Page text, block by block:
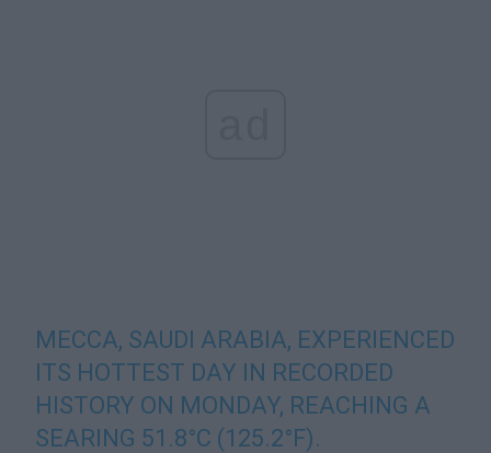
MECCA, SAUDI ARABIA, EXPERIENCED
ITS HOTTEST DAY IN RECORDED
HISTORY ON MONDAY, REACHING A
SEARING 51.8°C (125.2°F).